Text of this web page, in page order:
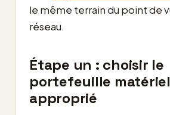
le même terrain du point de
réseau.
Étape un : choisir le
portefeuille matériel
approprié